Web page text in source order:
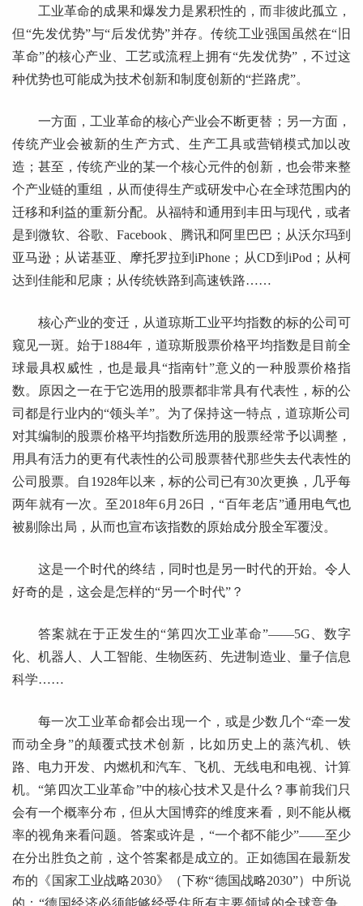
工业革命的成果和爆发力是累积性的，而非彼此孤立，
但“先发优势”与“后发优势”并存。传统工业强国虽然在“旧
革命”的核心产业、工艺或流程上拥有“先发优势”，不过这
种优势也可能成为技术创新和制度创新的“拦路虎”。
一方面，工业革命的核心产业会不断更替；另一方面，
传统产业会被新的生产方式、生产工具或营销模式加以改
造；甚至，传统产业的某一个核心元件的创新，也会带来整
个产业链的重组，从而使得生产或研发中心在全球范围内的
迁移和利益的重新分配。从福特和通用到丰田与现代，或者
是到微软、谷歌、Facebook、腾讯和阿里巴巴；从沃尔玛到
亚马逊；从诺基亚、摩托罗拉到iPhone；从CD到iPod；从柯
达到佳能和尼康；从传统铁路到高速铁路……
核心产业的变迁，从道琼斯工业平均指数的标的公司可
窥见一斑。始于1884年，道琼斯股票价格平均指数是目前全
球最具权威性，也是最具“指南针”意义的一种股票价格指
数。原因之一在于它选用的股票都非常具有代表性，标的公
司都是行业内的“领头羊”。为了保持这一特点，道琼斯公司
对其编制的股票价格平均指数所选用的股票经常予以调整，
用具有活力的更有代表性的公司股票替代那些失去代表性的
公司股票。自1928年以来，标的公司已有30次更换，几乎每
两年就有一次。至2018年6月26日，“百年老店”通用电气也
被剔除出局，从而也宣布该指数的原始成分股全军覆没。
这是一个时代的终结，同时也是另一时代的开始。令人
好奇的是，这会是怎样的“另一个时代”？
答案就在于正发生的“第四次工业革命”——5G、数字
化、机器人、人工智能、生物医药、先进制造业、量子信息
科学……
每一次工业革命都会出现一个，或是少数几个“牵一发
而动全身”的颠覆式技术创新，比如历史上的蒸汽机、铁
路、电力开发、内燃机和汽车、飞机、无线电和电视、计算
机。“第四次工业革命”中的核心技术又是什么？事前我们只
会有一个概率分布，但从大国博弈的维度来看，则不能从概
率的视角来看问题。答案或许是，“一个都不能少”——至少
在分出胜负之前，这个答案都是成立的。正如德国在最新发
布的《国家工业战略2030》（下称“德国战略2030”）中所说